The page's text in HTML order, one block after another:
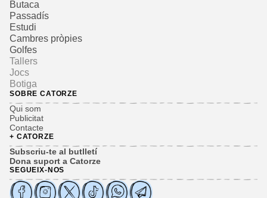
Butaca
Passadís
Estudi
Cambres pròpies
Golfes
Tallers
Jocs
Botiga
SOBRE CATORZE
Qui som
Publicitat
Contacte
+ CATORZE
Subscriu-te al butlletí
Dona suport a Catorze
SEGUEIX-NOS